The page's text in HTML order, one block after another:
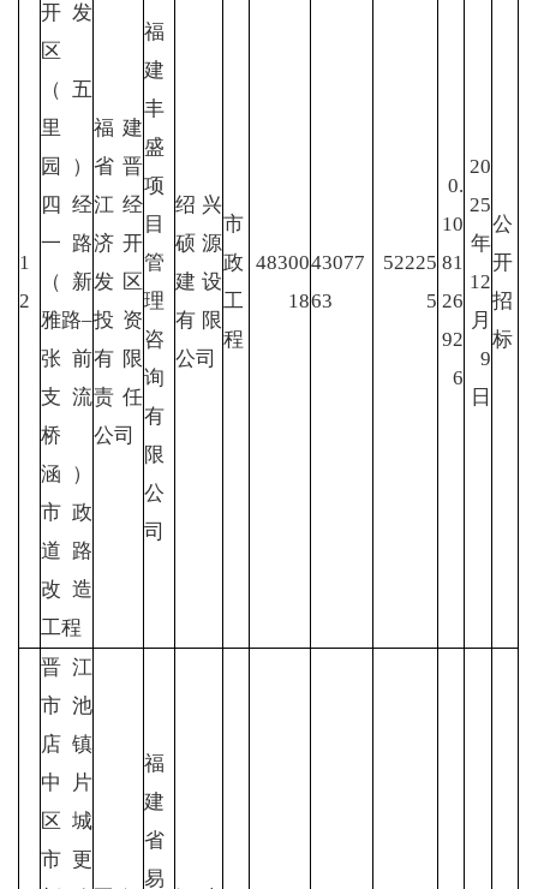
1
2
开发
区
（五
里
园）
四经
一路
（新
雅路–
张前
支流
桥
涵）
市政
道路
改造
工程
福建
省晋
江经
济开
发区
投资
有限
责任
公司
福
建
丰
盛
项
目
管
理
咨
询
有
限
公
司
绍兴
硕源
建设
有限
公司
市
政
工
程
48300
18
43077
63
52225
5
0.
10
81
26
92
6
20
25
年
12
月
9
日
公
开
招
标
晋江
市池
店镇
中片
区城
市更
福
建
省
易